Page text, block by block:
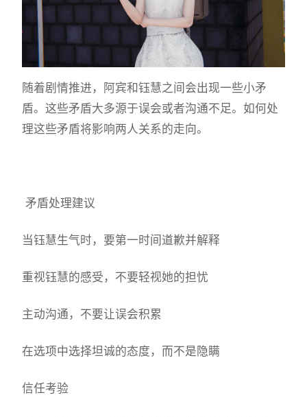
随着剧情推进，阿宾和钰慧之间会出现一些小矛
盾。这些矛盾大多源于误会或者沟通不足。如何处
理这些矛盾将影响两人关系的走向。
矛盾处理建议
当钰慧生气时，要第一时间道歉并解释
重视钰慧的感受，不要轻视她的担忧
主动沟通，不要让误会积累
在选项中选择坦诚的态度，而不是隐瞒
信任考验